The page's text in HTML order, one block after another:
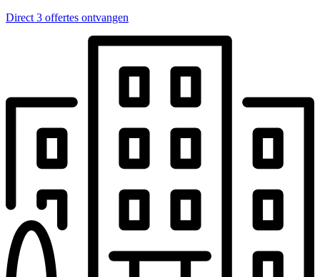
Direct 3 offertes ontvangen